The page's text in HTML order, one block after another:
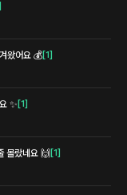
왔어요 💰[1]
✨ [1]
몰랐네요 🙌 [1]